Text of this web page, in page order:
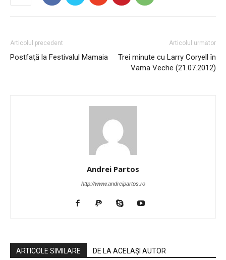
Articolul precedent
Postfaţă la Festivalul Mamaia
Articolul următor
Trei minute cu Larry Coryell în
Vama Veche (21.07.2012)
Andrei Partos
http://www.andreipartos.ro
ARTICOLE SIMILARE DE LA ACELAȘI AUTOR